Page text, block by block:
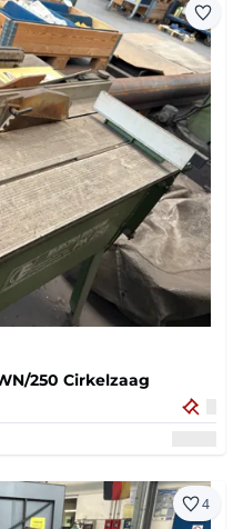
250 Cirkelzaag
4